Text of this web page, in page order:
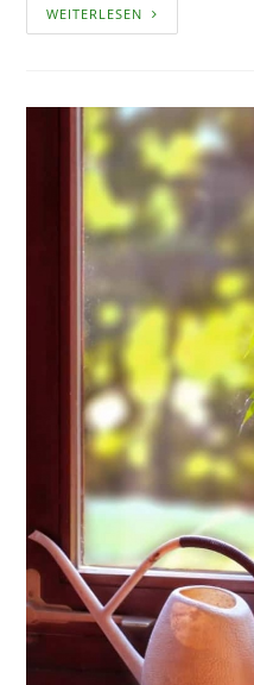
WEITERLESEN EINEN
REIHENHAUS-